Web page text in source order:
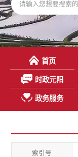
首页
时政元阳
政务服务
索引号